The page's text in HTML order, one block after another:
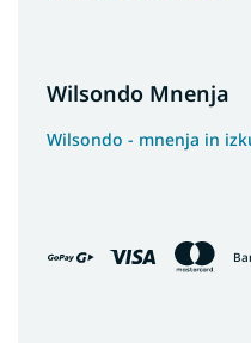
Wilsondo Mnenja
Wilsondo - mnenja in